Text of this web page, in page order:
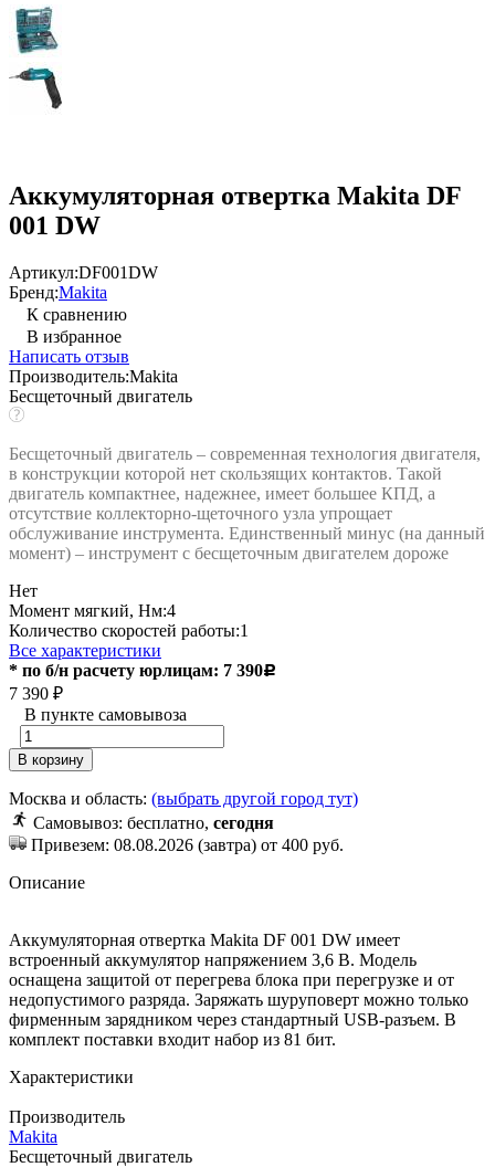
Аккумуляторная отвертка Makita DF
001 DW
Артикул:DF001DW
Бренд:Makita
К сравнению
В избранное
Написать отзыв
Производитель:Makita
Бесщеточный двигатель
Бесщеточный двигатель – современная технология двигателя,
в конструкции которой нет скользящих контактов. Такой
двигатель компактнее, надежнее, имеет большее КПД, а
отсутствие коллекторно-щеточного узла упрощает
обслуживание инструмента. Единственный минус (на данный
момент) – инструмент с бесщеточным двигателем дороже
Нет
Момент мягкий, Нм:4
Количество скоростей работы:1
Все характеристики
* по б/н расчету юрлицам: 7 390Р
7 390 ₽
В пункте самовывоза
В корзину
Москва и область: (выбрать другой город тут)
Самовывоз: бесплатно, сегодня
Привезем: 08.08.2026 (завтра) от 400 руб.
Описание
Аккумуляторная отвертка Makita DF 001 DW имеет
встроенный аккумулятор напряжением 3,6 В. Модель
оснащена защитой от перегрева блока при перегрузке и от
недопустимого разряда. Заряжать шуруповерт можно только
фирменным зарядником через стандартный USB-разъем. В
комплект поставки входит набор из 81 бит.
Характеристики
Производитель
Makita
Бесщеточный двигатель